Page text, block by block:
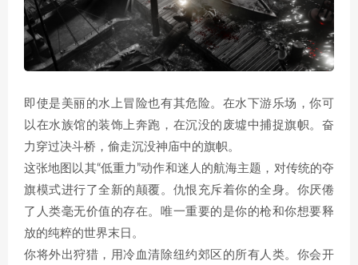
即使是美丽的水上冒险也有其危险。在水下游乐场，你可
以在水族馆的装饰上奔跑，在沉没的废墟中捕捉旗帜。奋
力穿过决斗桥，偷走沉没神庙中的旗帜。
这张地图以其“低重力”动作和迷人的航海主题，对传统的夺
旗模式进行了全新的颠覆。仇恨充斥着你的全身。你厌倦
了人类毫无价值的存在。唯一重要的是你的枪和你想要释
放的纯粹的世界末日。
你将外出狩猎，用冷血清除纽约郊区的所有人类。你会开